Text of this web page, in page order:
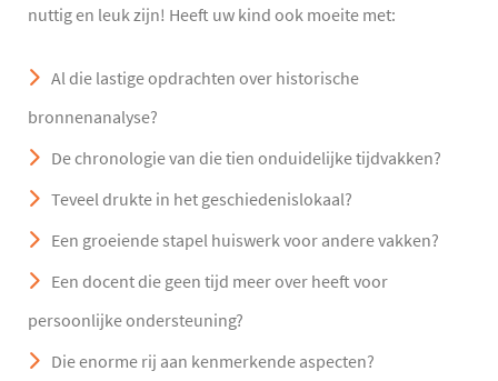
nuttig en leuk zijn! Heeft uw kind ook moeite met:
Al die lastige opdrachten over historische
bronnenanalyse?
De chronologie van die tien onduidelijke tijdvakken?
Teveel drukte in het geschiedenislokaal?
Een groeiende stapel huiswerk voor andere vakken?
Een docent die geen tijd meer over heeft voor
persoonlijke ondersteuning?
Die enorme rij aan kenmerkende aspecten?